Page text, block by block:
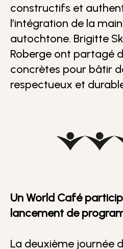
constructifs et
l’intégration de la
autochtone. Brigitte
Roberge ont partagé
concrètes pour bâtir
respectueux et
Un World Café
lancement de
La deuxième journée